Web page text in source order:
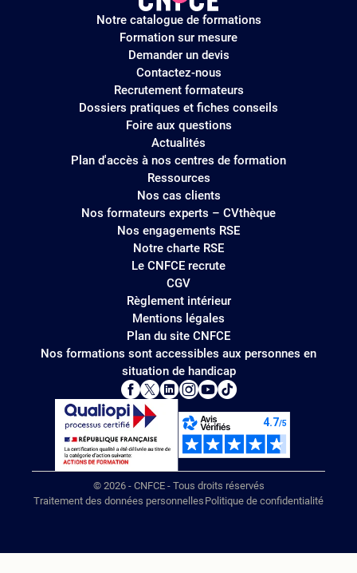
Logo
site
Notre catalogue de formations
Formation sur mesure
Demander un devis
Contactez-nous
Recrutement formateurs
Dossiers pratiques et fiches conseils
Foire aux questions
Actualités
Plan d'accès à nos centres de formation
Ressources
Nos cas clients
Nos formateurs experts – CVthèque
Nos engagements RSE
Notre charte RSE
Le CNFCE recrute
CGV
Règlement intérieur
Mentions légales
Plan du site CNFCE
Nos formations sont accessibles aux personnes en
situation de handicap
© 2026 - CNFCE - Tous droits réservés
Traitement des données personnelles Politique de confidentialité